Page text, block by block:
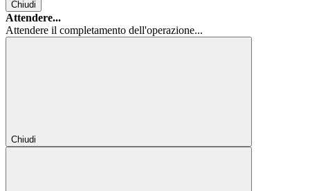
Chiudi
Attendere...
Attendere il completamento dell'operazione...
Chiudi